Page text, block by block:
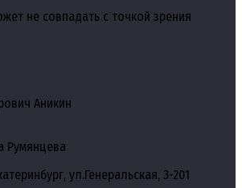
не совпадать с точкой зрения
Аникин
Румянцева
ул.Генеральская, 3-201